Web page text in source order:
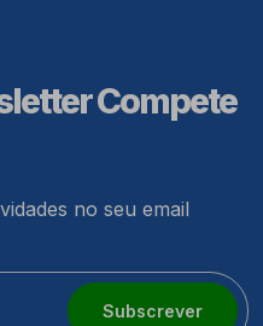
Compete
no seu email
Subscrever